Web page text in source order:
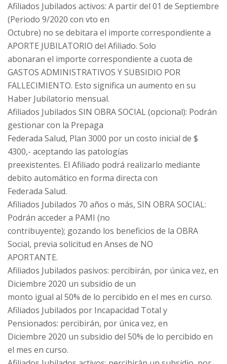
Afiliados Jubilados activos: A partir del 01 de Septiembre
(Periodo 9/2020 con vto en
Octubre) no se debitara el importe correspondiente a
APORTE JUBILATORIO del Afiliado. Solo
abonaran el importe correspondiente a cuota de
GASTOS ADMINISTRATIVOS Y SUBSIDIO POR
FALLECIMIENTO. Esto significa un aumento en su
Haber Jubilatorio mensual.
Afiliados Jubilados SIN OBRA SOCIAL (opcional): Podrán
gestionar con la Prepaga
Federada Salud, Plan 3000 por un costo inicial de $
4300,- aceptando las patologías
preexistentes. El Afiliado podrá realizarlo mediante
debito automático en forma directa con
Federada Salud.
Afiliados Jubilados 70 años o más, SIN OBRA SOCIAL:
Podrán acceder a PAMI (no
contribuyente); gozando los beneficios de la OBRA
Social, previa solicitud en Anses de NO
APORTANTE.
Afiliados Jubilados pasivos: percibirán, por única vez, en
Diciembre 2020 un subsidio de un
monto igual al 50% de lo percibido en el mes en curso.
Afiliados Jubilados por Incapacidad Total y
Pensionados: percibirán, por única vez, en
Diciembre 2020 un subsidio del 50% de lo percibido en
el mes en curso.